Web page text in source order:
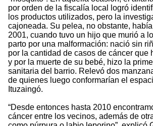
por orden de la fiscalía local logró
los productos utilizados, pero la
cajoneada. Su pelea, no obstante,
2001, cuando tuvo un hijo que murió a
parto por una malformación: nació sin
por la cantidad de casos de cáncer que
y por la muerte de su bebé, hizo la
sanitaria del barrio. Relevó dos
de quienes luego conformarían el
Ituzaingó.
“Desde entonces hasta 2010
cáncer entre los vecinos, además de